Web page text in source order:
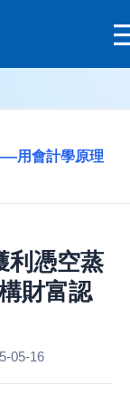
用會計學原理
利憑空蒸
財富認
05-16